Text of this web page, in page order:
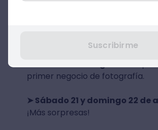
desde cero.
fotográfico de cero a ninja.
primer negocio de fotografía.
➤ Sábado 21 y domingo 22 de
¡Más sorpresas!
Suscribirme